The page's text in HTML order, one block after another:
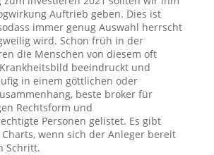
Auftrieb geben. Dies ist
immer genug Auswahl herrscht
wird. Schon früh in der
die Menschen von diesem oft
beeindruckt und
in einem göttlichen oder
beste broker für
Rechtsform und
Personen gelistet. Es gibt
wenn sich der Anleger bereit
Schritt.